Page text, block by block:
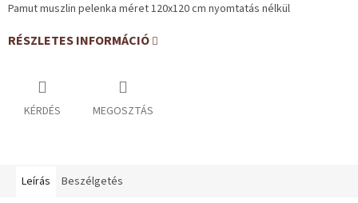
Pamut muszlin pelenka méret 120x120 cm nyomtatás nélkül
RÉSZLETES INFORMÁCIÓ
KÉRDÉS MEGOSZTÁS
Leírás Beszélgetés